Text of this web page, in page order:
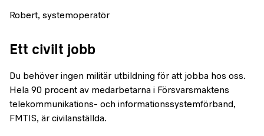
Robert, systemoperatör
Ett civilt jobb
Du behöver ingen militär utbildning för att jobba hos oss.
Hela 90 procent av medarbetarna i Försvarsmaktens
telekommunikations- och informationssystemförband,
FMTIS, är civilanställda.